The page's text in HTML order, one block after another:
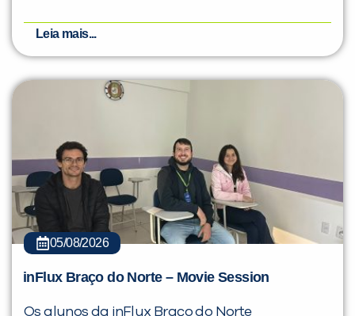
Leia mais...
05/08/2026
inFlux Braço do Norte – Movie Session
Os alunos da inFlux Braço do Norte